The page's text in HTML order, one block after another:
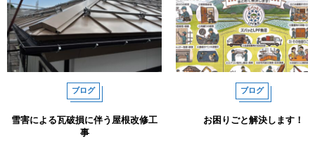
ブログ
雪害による瓦破損に伴う屋根改修工
事
ブログ
お困りごと解決します！